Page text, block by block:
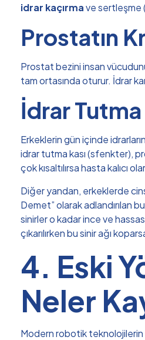
idrar kaçırmave sertleşme
Prostatın
Prostat bezini insan
tam ortasında oturur. İdrar
İdrar
Erkeklerin gün içinde
idrar tutma kası (sfenkter),
çok kısaltılırsa hasta kalıcı
Diğer yandan, erkeklerde
Demet” olarak adlandırılan
sinirler o kadar ince ve
çıkarılırken bu sinir ağı
4. Eski
Neler
Modern robotik teknolojilerin